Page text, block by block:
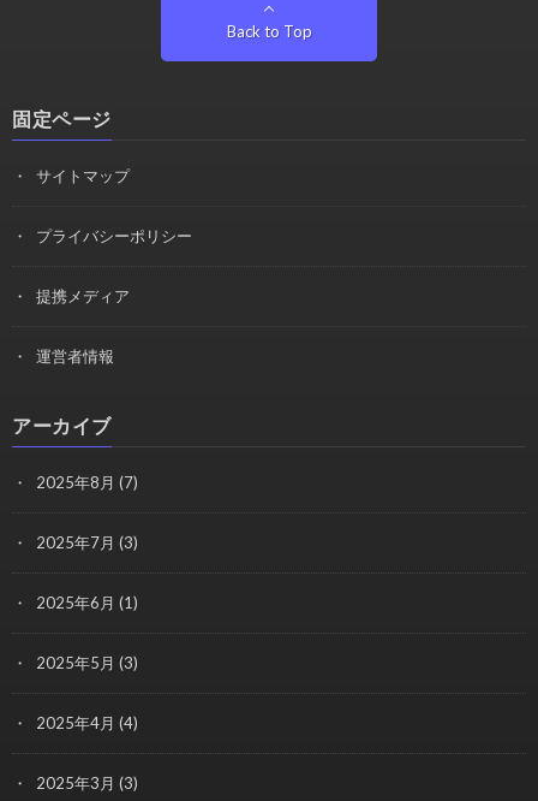
Back to Top
固定ページ
サイトマップ
プライバシーポリシー
提携メディア
運営者情報
アーカイブ
2025年8月 (7)
2025年7月 (3)
2025年6月 (1)
2025年5月 (3)
2025年4月 (4)
2025年3月 (3)